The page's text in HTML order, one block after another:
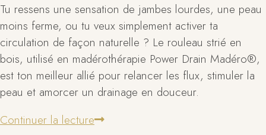
Tu ressens une sensation de jambes lourdes, une peau
moins ferme, ou tu veux simplement activer ta
circulation de façon naturelle ? Le rouleau strié en
bois, utilisé en madérothérapie Power Drain Madéro®,
est ton meilleur allié pour relancer les flux, stimuler la
peau et amorcer un drainage en douceur.
Continuer la lecture